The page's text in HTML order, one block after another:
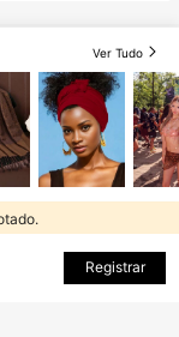
Ver Tudo
Registrar